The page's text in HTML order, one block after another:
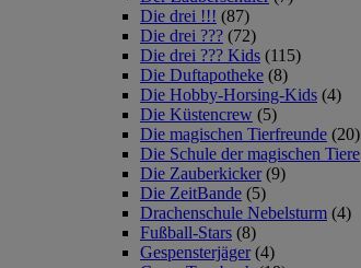
Die drei !!! (87)
Die drei ??? (72)
Die drei ??? Kids (115)
Die Duftapotheke (8)
Die Hobby-Horsing-Kids (4)
Die Küstencrew (5)
Die magischen Tierfreunde (20)
Die Schule der magischen Tiere
Die Zauberkicker (9)
Die ZeitBande (5)
Drachenschule Nebelsturm (4)
Fußball-Stars (8)
Gespensterjäger (4)